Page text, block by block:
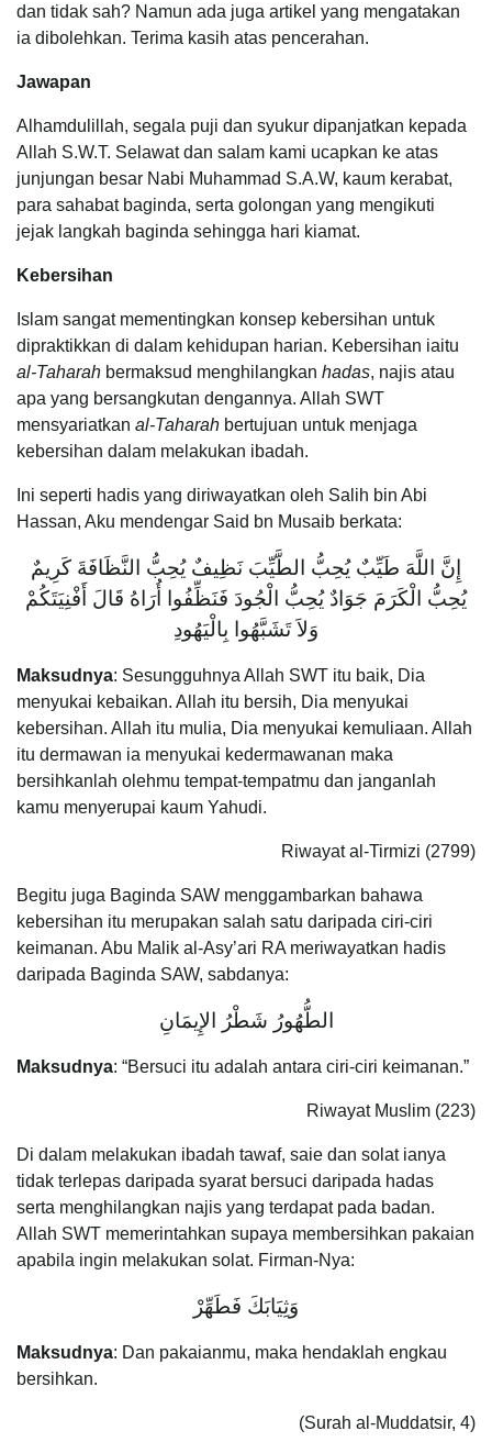
dan tidak sah? Namun ada juga artikel yang mengatakan
ia dibolehkan. Terima kasih atas pencerahan.
Jawapan
Alhamdulillah, segala puji dan syukur dipanjatkan kepada
Allah S.W.T. Selawat dan salam kami ucapkan ke atas
junjungan besar Nabi Muhammad S.A.W, kaum kerabat,
para sahabat baginda, serta golongan yang mengikuti
jejak langkah baginda sehingga hari kiamat.
Kebersihan
Islam sangat mementingkan konsep kebersihan untuk
dipraktikkan di dalam kehidupan harian. Kebersihan iaitu
al-Taharah bermaksud menghilangkan hadas, najis atau
apa yang bersangkutan dengannya. Allah SWT
mensyariatkan al-Taharah bertujuan untuk menjaga
kebersihan dalam melakukan ibadah.
Ini seperti hadis yang diriwayatkan oleh Salih bin Abi
Hassan, Aku mendengar Said bn Musaib berkata:
إِنَّ اللَّهَ طَيِّبٌ يُحِبُّ الطَّيِّبَ نَظِيفٌ يُحِبُّ النَّظَافَةَ كَرِيمٌ
يُحِبُّ الْكَرَمَ جَوَادٌ يُحِبُّ الْجُودَ فَنَظِّفُوا أُرَاهُ قَالَ أَفْنِيَتَكُمْ
وَلاَ تَشَبَّهُوا بِالْيَهُودِ
Maksudnya: Sesungguhnya Allah SWT itu baik, Dia
menyukai kebaikan. Allah itu bersih, Dia menyukai
kebersihan. Allah itu mulia, Dia menyukai kemuliaan. Allah
itu dermawan ia menyukai kedermawanan maka
bersihkanlah olehmu tempat-tempatmu dan janganlah
kamu menyerupai kaum Yahudi.
Riwayat al-Tirmizi (2799)
Begitu juga Baginda SAW menggambarkan bahawa
kebersihan itu merupakan salah satu daripada ciri-ciri
keimanan. Abu Malik al-Asy’ari RA meriwayatkan hadis
daripada Baginda SAW, sabdanya:
الطُّهُورُ شَطْرُ الإِيمَانِ
Maksudnya: “Bersuci itu adalah antara ciri-ciri keimanan.”
Riwayat Muslim (223)
Di dalam melakukan ibadah tawaf, saie dan solat ianya
tidak terlepas daripada syarat bersuci daripada hadas
serta menghilangkan najis yang terdapat pada badan.
Allah SWT memerintahkan supaya membersihkan pakaian
apabila ingin melakukan solat. Firman-Nya:
وَثِيَابَكَ فَطَهِّرْ
Maksudnya: Dan pakaianmu, maka hendaklah engkau
bersihkan.
(Surah al-Muddatsir, 4)